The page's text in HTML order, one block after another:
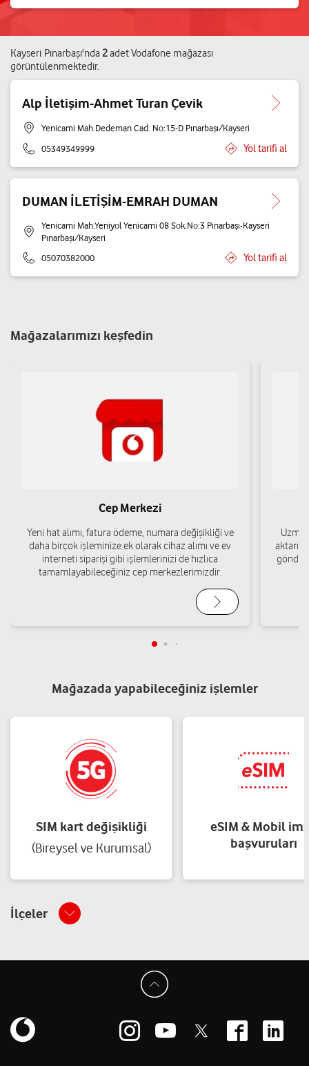
Kayseri Pınarbaşı'nda 2adetVodafone mağazası
görüntülenmektedir.
Alp İletişim-Ahmet Turan Çevik
Yenicami Mah.Dedeman Cad. No:15-D Pınarbaşı/Kayseri
05349349999
Yol tarifi al
DUMAN İLETİŞİM-EMRAH DUMAN
Yenicami Mah.Yeniyol Yenicami 08 Sok.No:3 Pınarbaşı-Kayseri
Pınarbaşı/Kayseri
05070382000
Yol tarifi al
Mağazalarımızı keşfedin
Cep Merkezi
Yeni hat alımı, fatura ödeme, numara değişikliği ve
daha birçok işleminize ek olarak cihaz alımı ve ev
interneti siparişi gibi işlemlerinizi de hızlıca
tamamlayabileceğiniz cep merkezlerimizdir.
Mağazada yapabileceğiniz işlemler
SIM kart değişikliği
(Bireysel ve Kurumsal)
eSIM & Mobil
başvuruları
İlçeler